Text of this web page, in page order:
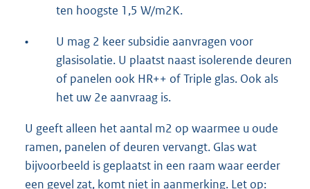
ten hoogste 1,5 W/m2K.
•
U mag 2 keer subsidie aanvragen voor
glasisolatie. U plaatst naast isolerende deuren
of panelen ook HR++ of Triple glas. Ook als
het uw 2e aanvraag is.
U geeft alleen het aantal m2 op waarmee u oude
ramen, panelen of deuren vervangt. Glas wat
bijvoorbeeld is geplaatst in een raam waar eerder
een gevel zat, komt niet in aanmerking. Let op: